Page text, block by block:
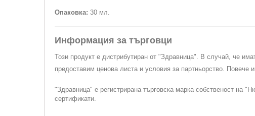
Опаковка: 30 мл.
Информация за търговци
Този продукт е дистрибутиран от "Здравница". В случай, че
предоставим ценова листа и условия за партньорство. Повече
"Здравница" е регистрирана търговска марка собственост на
сертификати.